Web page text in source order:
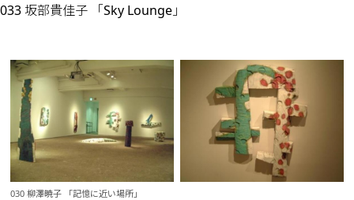
033 坂部貴佳子 「Sky Lounge」
030 柳澤暁子 「記憶に近い場所」